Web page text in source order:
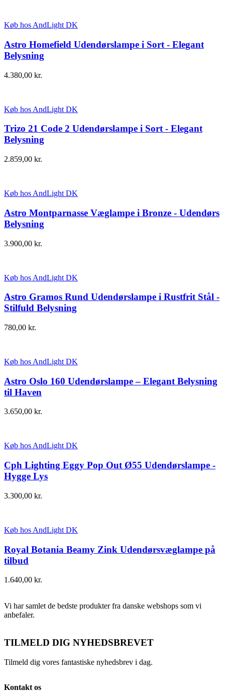
Køb hos AndLight DK
Astro Homefield Udendørslampe i Sort - Elegant
Belysning
4.380,00 kr.
Køb hos AndLight DK
Trizo 21 Code 2 Udendørslampe i Sort - Elegant
Belysning
2.859,00 kr.
Køb hos AndLight DK
Astro Montparnasse Væglampe i Bronze - Udendørs
Belysning
3.900,00 kr.
Køb hos AndLight DK
Astro Gramos Rund Udendørslampe i Rustfrit Stål -
Stilfuld Belysning
780,00 kr.
Køb hos AndLight DK
Astro Oslo 160 Udendørslampe – Elegant Belysning
til Haven
3.650,00 kr.
Køb hos AndLight DK
Cph Lighting Eggy Pop Out Ø55 Udendørslampe -
Hygge Lys
3.300,00 kr.
Køb hos AndLight DK
Royal Botania Beamy Zink Udendørsvæglampe på
tilbud
1.640,00 kr.
Vi har samlet de bedste produkter fra danske webshops som vi
anbefaler.
TILMELD DIG NYHEDSBREVET
Tilmeld dig vores fantastiske nyhedsbrev i dag.
Kontakt os